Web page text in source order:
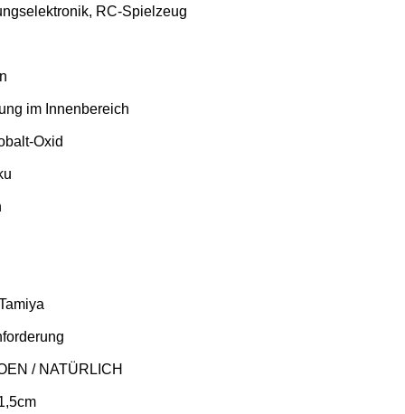
RC-Spielzeug
im Innenbereich
Oxid
/ NATÜRLICH